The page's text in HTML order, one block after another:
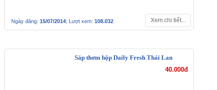
Ngày đăng: 15/07/2014; Lượt xem: 108.032 Xem chi tiết...
Sáp thơm hộp Daily Fresh Thái